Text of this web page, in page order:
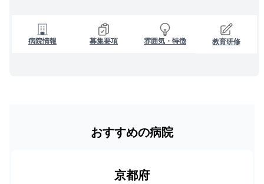
病院情報 募集要項 雰囲気・特徴 教育研修
おすすめの病院
京都府